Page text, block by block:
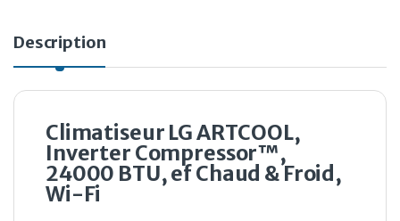
Description
Climatiseur LG ARTCOOL,
Inverter Compressor™,
24000 BTU, ef Chaud & Froid,
Wi-Fi